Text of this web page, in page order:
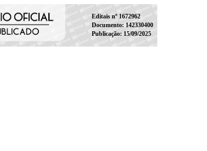
Editais nº 1672962
Documento: 142330400
Publicação: 15/09/2025